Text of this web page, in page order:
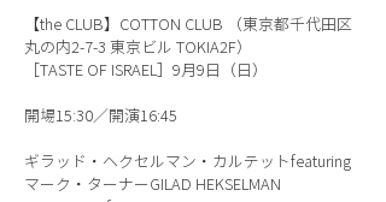
【the CLUB】COTTON CLUB （東京都千代田区
丸の内2-7-3 東京ビル TOKIA2F）
［TASTE OF ISRAEL］9月9日（日）
開場15:30／開演16:45
ギラッド・ヘクセルマン・カルテットfeaturing
マーク・ターナーGILAD HEKSELMAN